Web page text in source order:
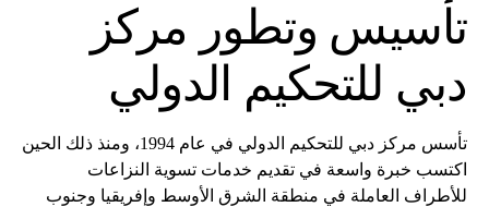
تأسيس وتطور مركز
دبي للتحكيم الدولي
تأسس مركز دبي للتحكيم الدولي في عام 1994، ومنذ ذلك الحين
اكتسب خبرة واسعة في تقديم خدمات تسوية النزاعات
للأطراف العاملة في منطقة الشرق الأوسط وإفريقيا وجنوب